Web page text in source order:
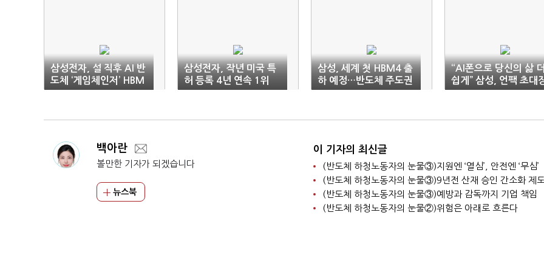
삼성전자, 설 직후 AI 반
도체 ‘게임체인저’ HBM
4 양산 출하
삼성전자, 작년 미국 특
허 등록 4년 연속 1위
삼성, 세계 첫 HBM4 출
하 예정…반도체 주도권
탈환 ‘기선제압’
“AI폰으로 당신의 삶
쉽게” 삼성, 언팩 초대
공개
백아란
볼만한 기자가 되겠습니다
뉴스북
이 기자의 최신글
(반도체 하청노동자의 눈물③)지원엔 ‘열심’, 안전엔 ‘무심’
(반도체 하청노동자의 눈물③)예방과 감독까지 기업 책임
(반도체 하청노동자의 눈물②)위험은 아래로 흐른다